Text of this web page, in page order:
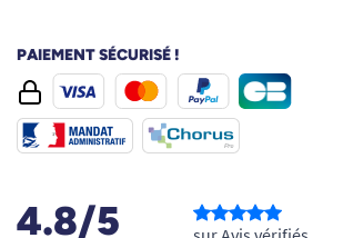
comportant
5 pattes de
PAIEMENT SÉCURISÉ !
4.8/5